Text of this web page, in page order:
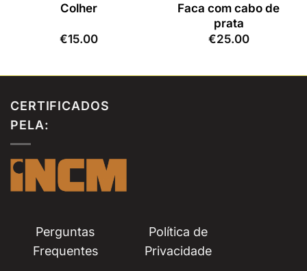
Colher
€15.00
Faca com cabo de
prata
€25.00
CERTIFICADOS
PELA:
Perguntas
Frequentes
Política de
Privacidade